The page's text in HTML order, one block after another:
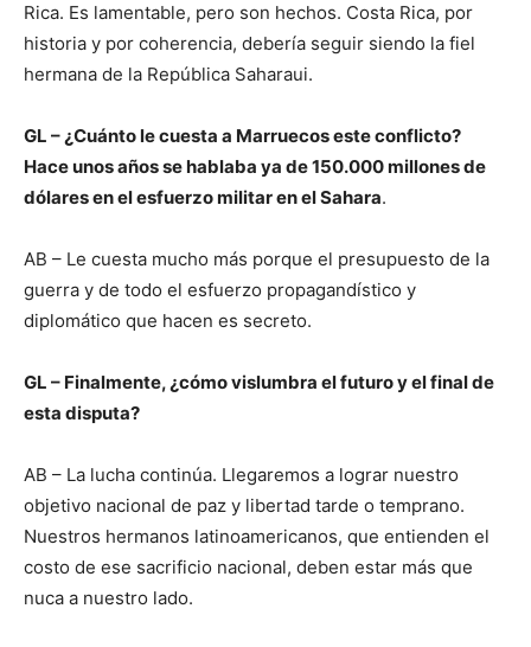
Rica. Es lamentable, pero son hechos. Costa Rica, por
historia y por coherencia, debería seguir siendo la fiel
hermana de la República Saharaui.
GL – ¿Cuánto le cuesta a Marruecos este conflicto?
Hace unos años se hablaba ya de 150.000 millones de
dólares en el esfuerzo militar en el Sahara.
AB – Le cuesta mucho más porque el presupuesto de la
guerra y de todo el esfuerzo propagandístico y
diplomático que hacen es secreto.
GL – Finalmente, ¿cómo vislumbra el futuro y el final de
esta disputa?
AB – La lucha continúa. Llegaremos a lograr nuestro
objetivo nacional de paz y libertad tarde o temprano.
Nuestros hermanos latinoamericanos, que entienden el
costo de ese sacrificio nacional, deben estar más que
nuca a nuestro lado.